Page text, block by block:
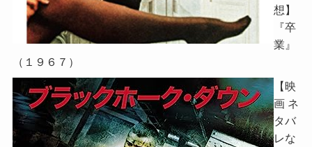
想】
『卒
業』
（１９６７）
【映
画 ネ
タバ
レな